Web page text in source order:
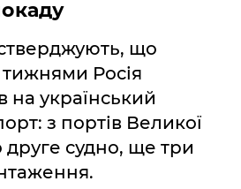
що
Росія
на український
з портів Великої
судно, ще три